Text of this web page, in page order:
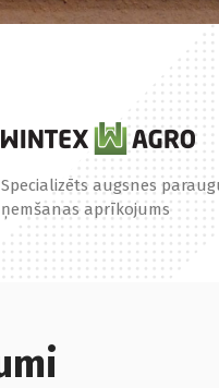
Specializēts augsnes
ņemšanas aprīkojums